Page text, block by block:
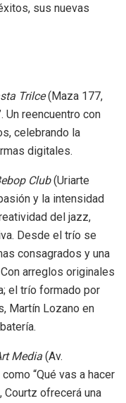
sus nuevas
Trilce(Maza 177,
Un reencuentro con
celebrando la
digitales.
Club(Uriarte
y la intensidad
del jazz,
Desde el trío se
consagrados y una
arreglos originales
el trío formado por
Martín Lozano en
Media (Av.
“Qué vas a hacer
Courtz ofrecerá una